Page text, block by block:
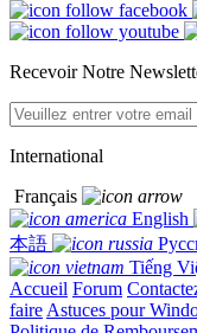
Recevoir Notre
International
Français
English
本語
Tiếng
Accueil Forum
faire Astuces pour